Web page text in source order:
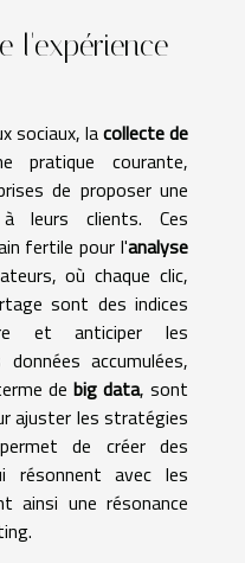
l'expérience
sociaux, lacollecte de
pratique courante,
de proposer une
leurs clients. Ces
fertile pour l'analyse
où chaque clic,
sont des indices
et anticiper les
accumulées,
de big data, sont
ajuster les stratégies
de créer des
résonnent avec les
ainsi une résonance